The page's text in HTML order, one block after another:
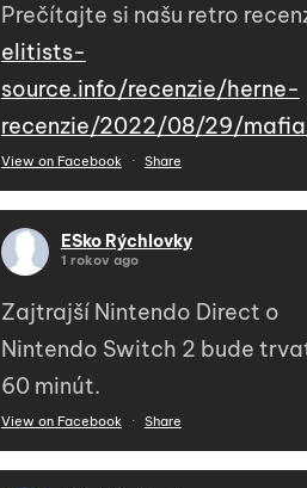
Prečítajte si našu retro
elitists-
source.info/recenzie/herne-
recenzie/2022/08/29/
View on Facebook · Share
ESko Rýchlovky
1 rokov ago
Zajtrajší Nintendo Direct o
Nintendo Switch 2 bude
60 minút.
View on Facebook · Share